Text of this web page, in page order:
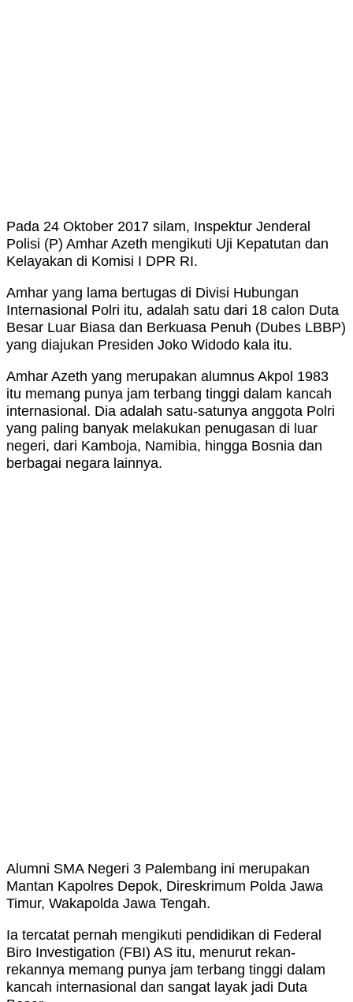
Pada 24 Oktober 2017 silam, Inspektur Jenderal
Polisi (P) Amhar Azeth mengikuti Uji Kepatutan dan
Kelayakan di Komisi I DPR RI.
Amhar yang lama bertugas di Divisi Hubungan
Internasional Polri itu, adalah satu dari 18 calon Duta
Besar Luar Biasa dan Berkuasa Penuh (Dubes LBBP)
yang diajukan Presiden Joko Widodo kala itu.
Amhar Azeth yang merupakan alumnus Akpol 1983
itu memang punya jam terbang tinggi dalam kancah
internasional. Dia adalah satu-satunya anggota Polri
yang paling banyak melakukan penugasan di luar
negeri, dari Kamboja, Namibia, hingga Bosnia dan
berbagai negara lainnya.
Alumni SMA Negeri 3 Palembang ini merupakan
Mantan Kapolres Depok, Direskrimum Polda Jawa
Timur, Wakapolda Jawa Tengah.
Ia tercatat pernah mengikuti pendidikan di Federal
Biro Investigation (FBI) AS itu, menurut rekan-
rekannya memang punya jam terbang tinggi dalam
kancah internasional dan sangat layak jadi Duta